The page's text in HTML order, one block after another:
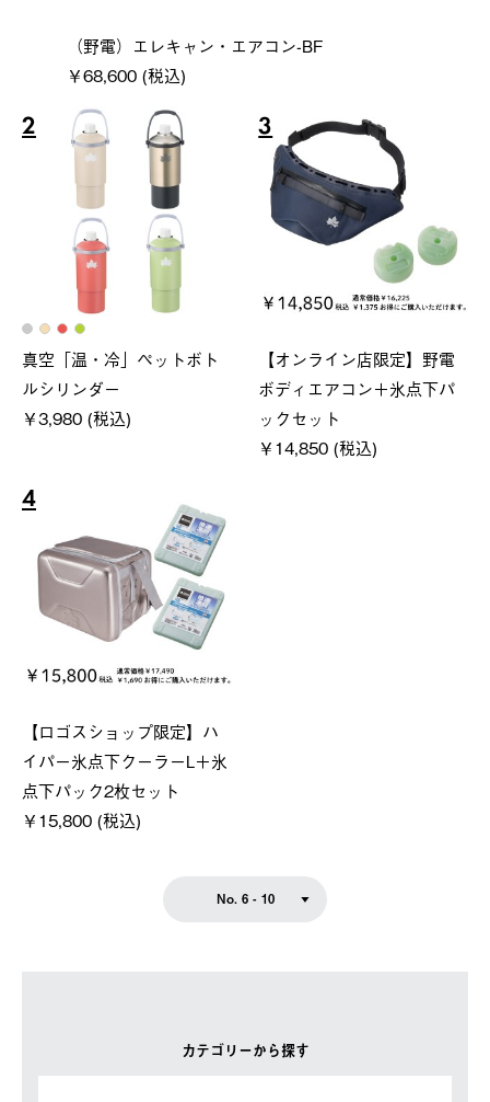
カテゴリーから探す
（野電）エレキャン・エアコン-BF
￥68,600 (税込)
2
真空「温・冷」ペットボト
ルシリンダー
￥3,980 (税込)
3
【オンライン店限定】野電
ボディエアコン＋氷点下パ
ックセット
￥14,850 (税込)
4
【ロゴスショップ限定】ハ
イパー氷点下クーラーL＋氷
点下パック2枚セット
￥15,800 (税込)
No. 6 - 10